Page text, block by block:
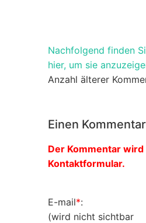
Nachfolgend finden
hier, um sie
Anzahl älterer
Einen
Der Kommentar
Kontaktformular.
E-mail*:
(wird nicht sichtbar